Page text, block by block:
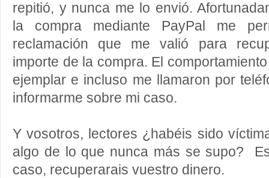
repitió, y nunca me lo envió.
la compra mediante PayPal me
reclamación que me valió para
importe de la compra. El
ejemplar e incluso me llamaron por
informarme sobre mi caso.
Y vosotros, lectores ¿habéis sido
algo de lo que nunca más se supo?
caso, recuperarais vuestro dinero.